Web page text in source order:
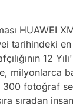
HUAWEI
tarihindeki
12
milyonlarca
300 fotoğraf
sıradan